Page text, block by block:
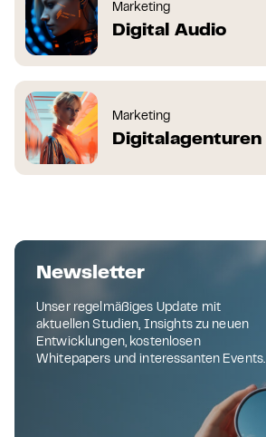
Marketing
Digital Audio
Marketing
Digitalagenturen
Newsletter
Unser regelmäßiges Update mit
aktuellen Studien, Insights zu neuen
Entwicklungen, kostenlosen
Whitepapers und interessanten Events.